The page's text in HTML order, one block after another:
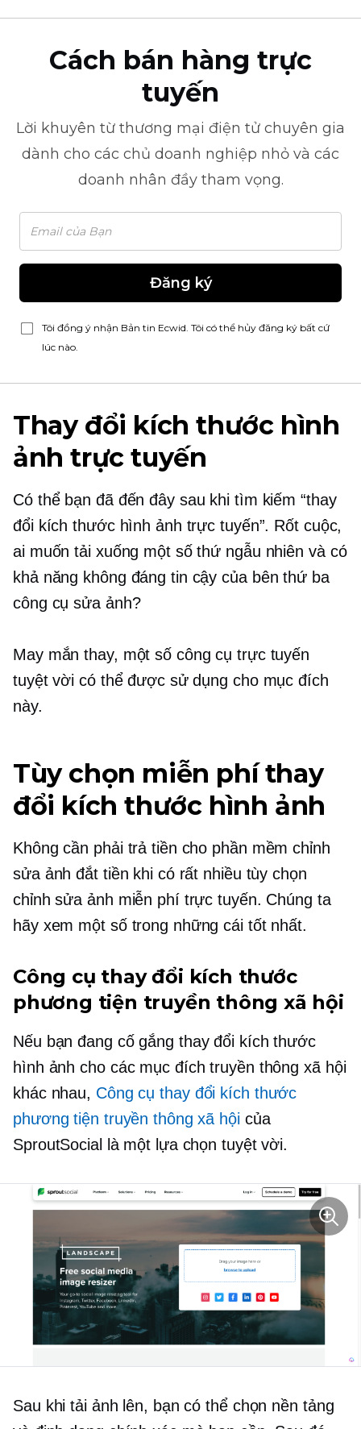
Cách bán hàng trực
tuyến
Lời khuyên từ thương mại điện tử chuyên gia
dành cho các chủ doanh nghiệp nhỏ và các
doanh nhân đầy tham vọng.
Đăng ký
Tôi đồng ý nhận Bản tin Ecwid. Tôi có thể hủy đăng ký bất cứ
lúc nào.
Thay đổi kích thước hình
ảnh trực tuyến
Có thể bạn đã đến đây sau khi tìm kiếm “thay
đổi kích thước hình ảnh trực tuyến”. Rốt cuộc,
ai muốn tải xuống một số thứ ngẫu nhiên và có
khả năng không đáng tin cậycủa bên thứ ba
công cụ sửa ảnh?
May mắn thay, một số công cụ trực tuyến
tuyệt vời có thể được sử dụng cho mục đích
này.
Tùy chọn miễn phí thay
đổi kích thước hình ảnh
Không cần phải trả tiền cho phần mềm chỉnh
sửa ảnh đắt tiền khi có rất nhiều tùy chọn
chỉnh sửa ảnh miễn phí trực tuyến. Chúng ta
hãy xem một số trong những cái tốt nhất.
Công cụ thay đổi kích thước
phương tiện truyền thông xã hội
Nếu bạn đang cố gắng thay đổi kích thước
hình ảnh cho các mục đích truyền thông xã hội
khác nhau, Công cụ thay đổi kích thước
phương tiện truyền thông xã hộicủa
SproutSocial là một lựa chọn tuyệt vời.
Sau khi tải ảnh lên, bạn có thể chọn nền tảng